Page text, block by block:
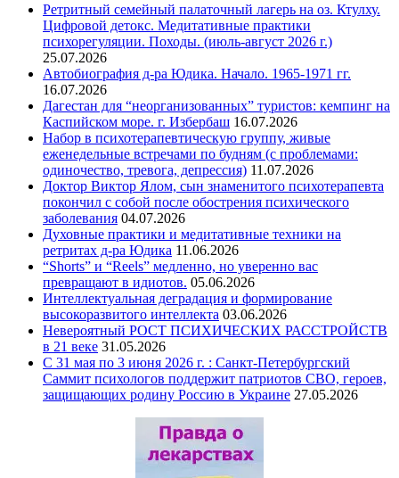
Ретритный семейный палаточный лагерь на оз. Ктулху.
Цифровой детокс. Медитативные практики
психорегуляции. Походы. (июль-август 2026 г.)
25.07.2026
Автобиография д-ра Юдика. Начало. 1965-1971 гг.
16.07.2026
Дагестан для “неорганизованных” туристов: кемпинг на
Каспийском море. г. Избербаш 16.07.2026
Набор в психотерапевтическую группу, живые
еженедельные встречами по будням (с проблемами:
одиночество, тревога, депрессия) 11.07.2026
Доктор Виктор Ялом, сын знаменитого психотерапевта
покончил с собой после обострения психического
заболевания 04.07.2026
Духовные практики и медитативные техники на
ретритах д-ра Юдика 11.06.2026
“Shorts” и “Reels” медленно, но уверенно вас
превращают в идиотов. 05.06.2026
Интеллектуальная деградация и формирование
высокоразвитого интеллекта 03.06.2026
Невероятный РОСТ ПСИХИЧЕСКИХ РАССТРОЙСТВ
в 21 веке 31.05.2026
С 31 мая по 3 июня 2026 г. : Санкт-Петербургский
Саммит психологов поддержит патриотов СВО, героев,
защищающих родину Россию в Украине 27.05.2026